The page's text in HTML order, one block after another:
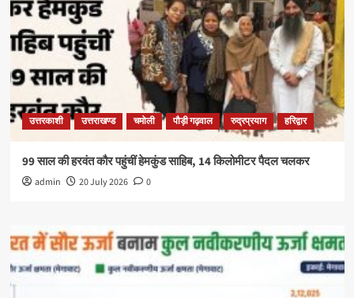
उत्तरकाशी उत्तराखण्ड चमोली पौड़ी गढ़वाल रुद्रप्रयाग हरिद्वार
99 साल की हरवंत कौर पहुंचीं हेमकुंड साहिब, 14 किलोमीटर पैदल चलकर
admin 20 July 2026 0